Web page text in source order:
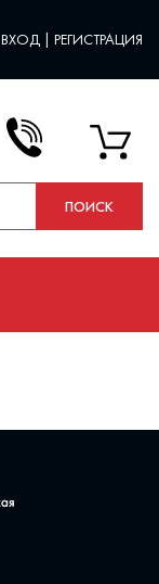
ВХОД | РЕГИСТРАЦИЯ